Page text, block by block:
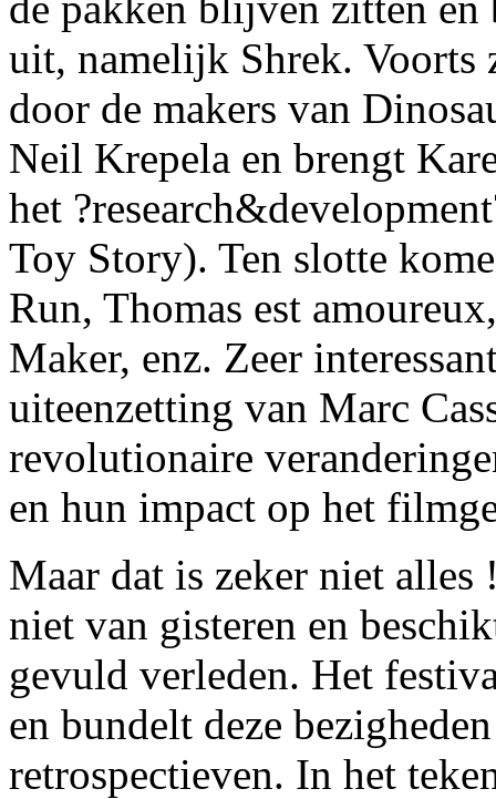
uit, namelijk Shrek. Voorts
door de makers van
Neil Krepela en brengt
het
Toy Story). Ten slotte
Run, Thomas est
Maker, enz. Zeer
uiteenzetting van Marc
revolutionaire
en hun impact op het
Maar dat is zeker niet
niet van gisteren en
gevuld verleden. Het
en bundelt deze
retrospectieven. In het